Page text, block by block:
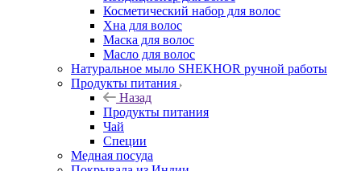
Косметический набор для волос
Хна для волос
Маска для волос
Масло для волос
Натуральное мыло SHEKHOR ручной работы
Продукты питания
Назад
Продукты питания
Чай
Специи
Медная посуда